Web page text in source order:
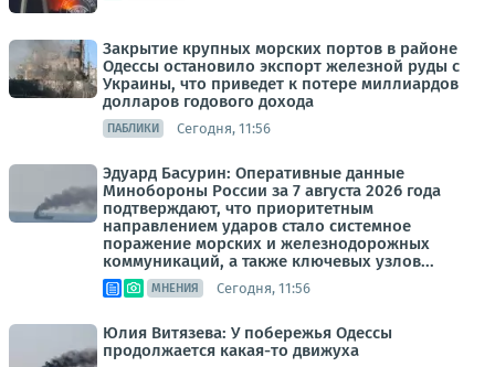
Закрытие крупных морских портов в районе
Одессы остановило экспорт железной руды с
Украины, что приведет к потере миллиардов
долларов годового дохода
ПАБЛИКИ Сегодня, 11:56
Эдуард Басурин: Оперативные данные
Минобороны России за 7 августа 2026 года
подтверждают, что приоритетным
направлением ударов стало системное
поражение морских и железнодорожных
коммуникаций, а также ключевых узлов...
МНЕНИЯ Сегодня, 11:56
Юлия Витязева: У побережья Одессы
продолжается какая-то движуха